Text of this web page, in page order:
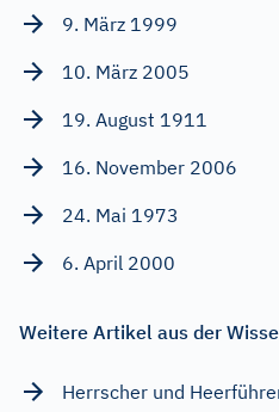
9. März 1999
10. März 2005
19. August 1911
16. November 2006
24. Mai 1973
6. April 2000
Weitere Artikel aus der
Herrscher und